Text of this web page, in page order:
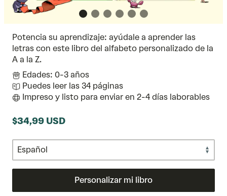
Potencia su aprendizaje: ayúdale a aprender las
letras con este libro del alfabeto personalizado de la
A a la Z.
Edades: 0-3 años
Puedes leer las 34 páginas
Impreso y listo para enviar en 2-4 días laborables
$34,99 USD
Personalizar mi libro